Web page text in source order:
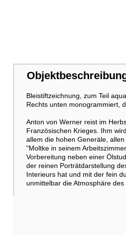
Bleistiftzeichnung, zum Teil
Rechts unten monogrammiert,
Anton von Werner reist im
Französischen Krieges. Ihm
allem die hohen Generäle,
"Moltke in seinem
Vorbereitung neben einer
der reinen Porträtdarstellung
Interieurs hat und mit der fein
unmittelbar die Atmosphäre